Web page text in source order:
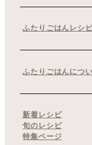
ふたりごはんレシ
ふたりごはんにつ
新着レシピ
旬のレシピ
特集ページ